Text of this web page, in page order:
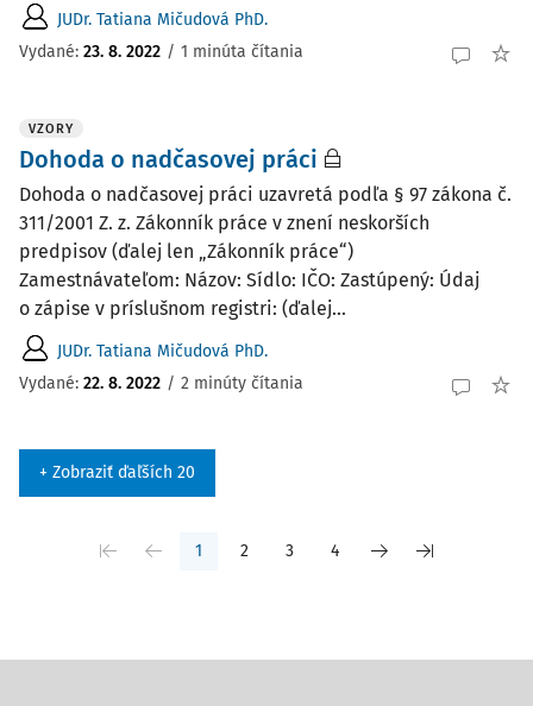
JUDr. Tatiana Mičudová PhD.
Vydané: 23. 8. 2022 / 1 minúta čítania
VZORY
Dohoda o nadčasovej práci
Dohoda o nadčasovej práci uzavretá podľa § 97 zákona č.
311/2001 Z. z. Zákonník práce v znení neskorších
predpisov (ďalej len „Zákonník práce“)
Zamestnávateľom: Názov: Sídlo: IČO: Zastúpený: Údaj
o zápise v príslušnom registri: (ďalej...
JUDr. Tatiana Mičudová PhD.
Vydané: 22. 8. 2022 / 2 minúty čítania
+ Zobraziť ďaľších 20
1 2 3 4